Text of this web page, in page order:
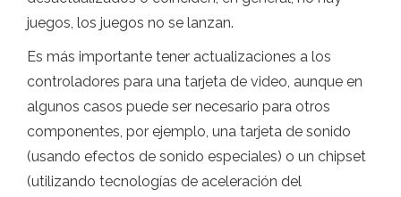
juegos, los juegos no se lanzan.
Es más importante tener actualizaciones a los
controladores para una tarjeta de video, aunque en
algunos casos puede ser necesario para otros
componentes, por ejemplo, una tarjeta de sonido
(usando efectos de sonido especiales) o un chipset
(utilizando tecnologías de aceleración del